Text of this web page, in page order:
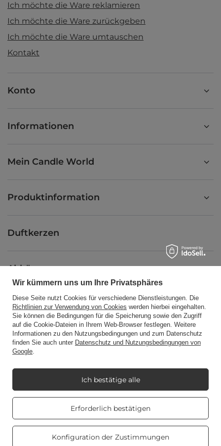
Ich möchte die Ware reklamieren
Ich möchte die Ware zurückgeben
Ich möchte die Ware umtauschen
Kontakt
Konto
Informationen
Mein Candle World
Produktinformation
Duftkerzen
Abkürzung
Blog
Candle World,Tarnowska 23/2,61-323Poznań
Im Shop präsentieren wir die Nettopreise (exkl. MwSt.).
Copyright © Candle World 2016-2026 Alle Rechte vorbehalten
Wir kümmern uns um Ihre Privatsphäres
Diese Seite nutzt Cookies für verschiedene Dienstleistungen. Die
Richtlinien zur Verwendung von Cookies werden hierbei eingehalten.
Sie können die Bedingungen für die Speicherung sowie den Zugriff
auf die Cookie-Dateien in Ihrem Web-Browser festlegen. Weitere
Informationen zu den Nutzungsbedingungen und zum Datenschutz
finden Sie auch unter Datenschutz und Nutzungsbedingungen von
Google.
Erforderlich bestätigen
Konfiguration der Zustimmungen
Ich bestätige alle